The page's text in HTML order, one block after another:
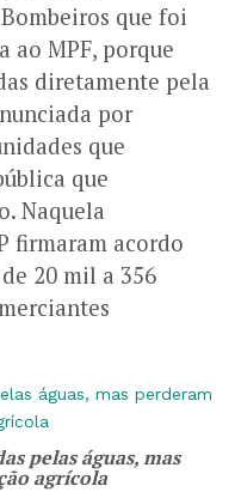
que foi
ao MPF, porque
diretamente pela
por
que
que
Naquela
firmaram acordo
20 mil a 356
pelas águas, mas
agrícola